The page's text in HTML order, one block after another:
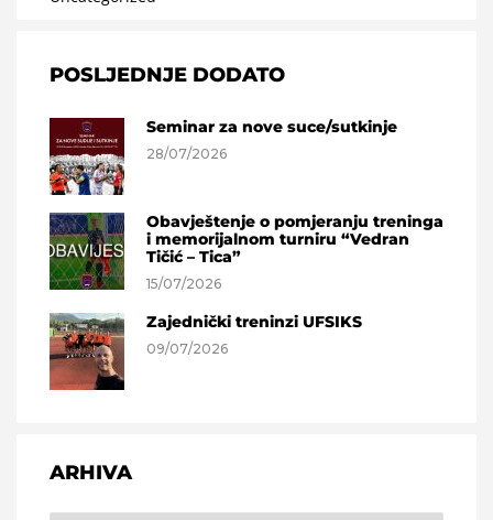
POSLJEDNJE DODATO
Seminar za nove suce/sutkinje
28/07/2026
Obavještenje o pomjeranju treninga
i memorijalnom turniru “Vedran
Tičić – Tica”
15/07/2026
Zajednički treninzi UFSIKS
09/07/2026
ARHIVA